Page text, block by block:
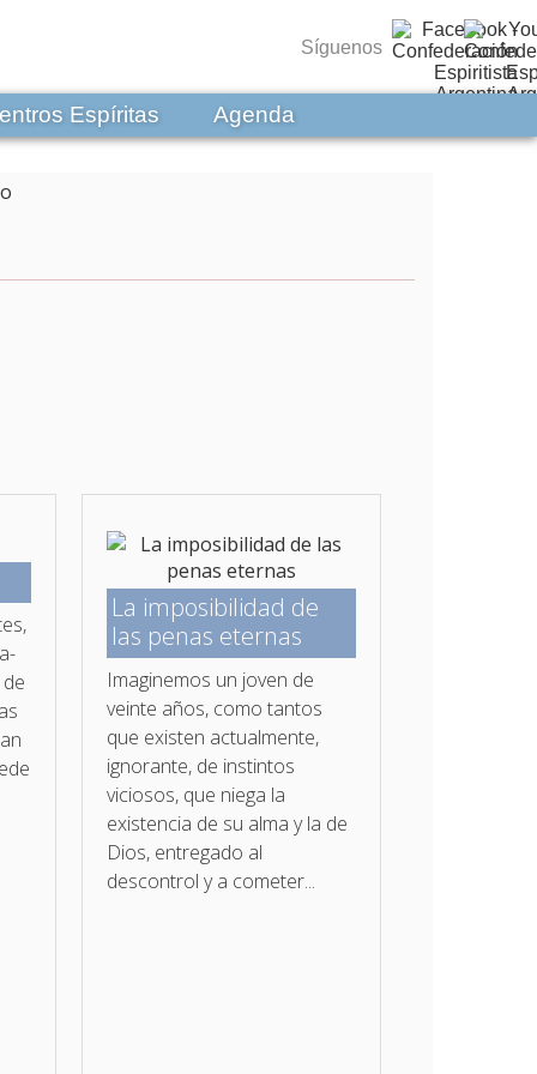
Síguenos
Espíritas Agenda
La imposibilidad de
las penas eternas
Imaginemos un joven de
veinte años, como tantos
que existen actualmente,
ignorante, de instintos
viciosos, que niega la
existencia de su alma y la de
Dios, entregado al
descontrol y a cometer...